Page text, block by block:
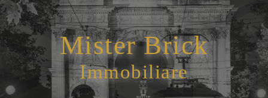
Mister Brick
Immobiliare